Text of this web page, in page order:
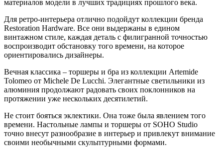
материалов модели в лучших традициях прошлого века.
Для ретро-интерьера отлично подойдут коллекции бренда
Restoration Hardware. Все они выдержаны в едином
винтажном стиле, каждая деталь с филигранной точностью
воспроизводит обстановку того времени, на которое
ориентировались дизайнеры.
Вечная классика – торшеры и бра из коллекции Artemide
Tolomeo от Michele De Lucchi. Элегантные светильники из
алюминия продолжают радовать своих поклонников на
протяжении уже нескольких десятилетий.
Не стоит бояться эклектики. Она тоже была явлением того
времени. Настольные лампы и торшеры от SOHO Studio
точно внесут разнообразие в интерьер и привлекут внимание
своими необычными скульптурными формами.